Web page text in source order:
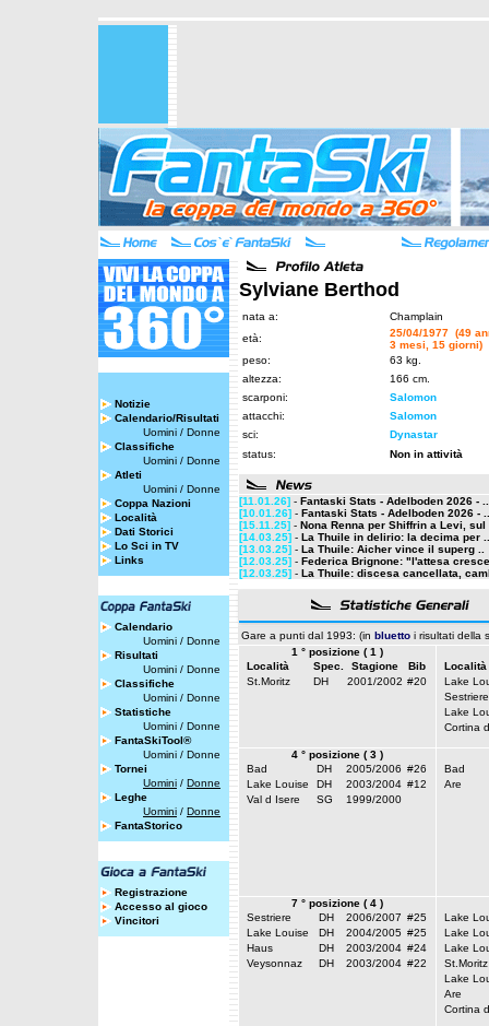
Notizie
Calendario/Risultati
Uomini / Donne
Classifiche
Uomini / Donne
Atleti
Uomini / Donne
Coppa Nazioni
Località
Dati Storici
Lo Sci in TV
Links
Calendario
Uomini / Donne
Risultati
Uomini / Donne
Classifiche
Uomini / Donne
Statistiche
Uomini / Donne
FantaSkiTool®
Uomini / Donne
Tornei
Uomini / Donne
Leghe
Uomini / Donne
FantaStorico
Registrazione
Accesso al gioco
Vincitori
Sylviane Berthod
nata a:
Champlain
età:
25/04/1977 (49
3 mesi, 15 giorni)
peso:
63 kg.
altezza:
166 cm.
scarponi:
Salomon
attacchi:
Salomon
sci:
Dynastar
status:
Non in attività
[11.01.26] - Fantaski Stats - Adelboden 2026 - ..
[10.01.26] - Fantaski Stats - Adelboden 2026 - ..
[15.11.25] - Nona Renna per Shiffrin a Levi, sul
[14.03.25] - La Thuile in delirio: la decima per ..
[13.03.25] - La Thuile: Aicher vince il superg ..
[12.03.25] - Federica Brignone: "l'attesa
[12.03.25] - La Thuile: discesa cancellata,
Gare a punti dal 1993: (in bluetto i risultati della
1 ° posizione ( 1 )
Località
Spec. Stagione
Bib
St.Moritz
DH 2001/2002 #20
Località
Lake
Sestriere
Lake
Cortina d
4 ° posizione ( 3 )
Bad
DH 2005/2006 #26
Lake Louise
DH 2003/2004 #12
Val d Isere
SG 1999/2000
Bad
Are
7 ° posizione ( 4 )
Sestriere
DH 2006/2007 #25
Lake Louise
DH 2004/2005 #25
Haus
DH 2003/2004 #24
Veysonnaz
DH 2003/2004 #22
Lake
Lake
Lake
St.Moritz
Lake
Are
Cortina d